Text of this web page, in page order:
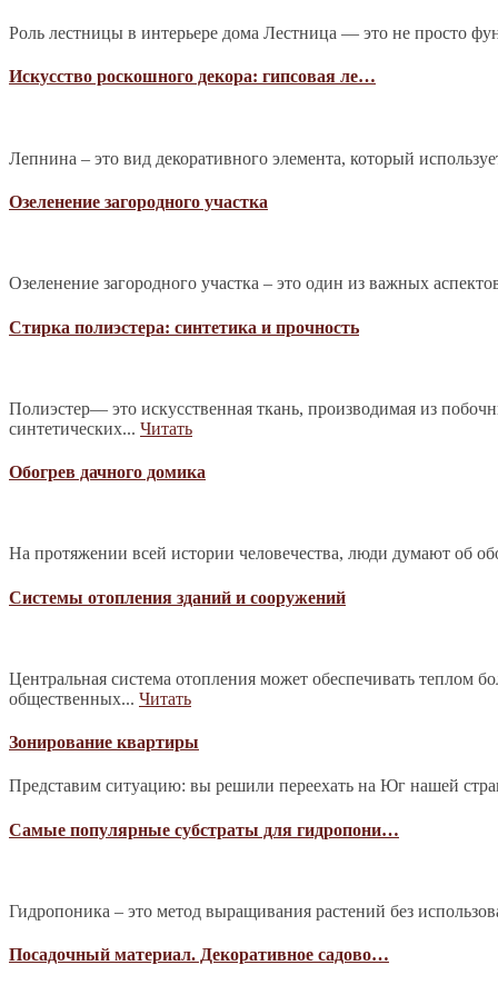
Роль лестницы в интерьере дома Лестница — это не просто
Искусство роскошного декора: гипсовая ле…
Лепнина – это вид декоративного элемента, который
Озеленение загородного участка
Озеленение загородного участка – это один из важных
Стирка полиэстера: синтетика и прочность
Полиэстер— это искусственная ткань, производимая из
синтетических... Читать
Обогрев дачного домика
На протяжении всей истории человечества, люди думают об
Системы отопления зданий и сооружений
Центральная система отопления может обеспечивать
общественных... Читать
Зонирование квартиры
Представим ситуацию: вы решили переехать на Юг нашей
Самые популярные субстраты для гидропони…
Гидропоника – это метод выращивания растений без
Посадочный материал. Декоративное садово…